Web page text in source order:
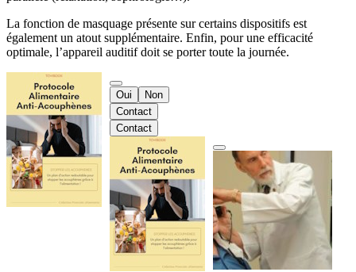
La fonction de masquage présente sur certains dispositifs est
également un atout supplémentaire. Enfin, pour une efficacité
optimale, l’appareil auditif doit se porter toute la journée.
Oui
Non
Contact
Contact